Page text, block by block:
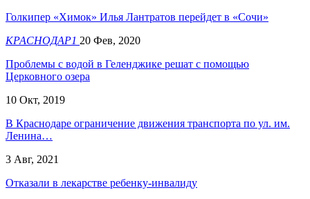
Голкипер «Химок» Илья Лантратов перейдет в «Сочи»
КРАСНОДАР1 20 Фев, 2020
Проблемы с водой в Геленджике решат с помощью
Церковного озера
10 Окт, 2019
В Краснодаре ограничение движения транспорта по ул. им.
Ленина…
3 Авг, 2021
Отказали в лекарстве ребенку-инвалиду